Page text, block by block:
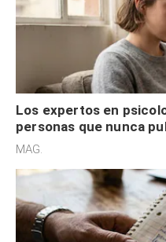
Los expertos en
personas que nunca
redes sociales no
MAG.